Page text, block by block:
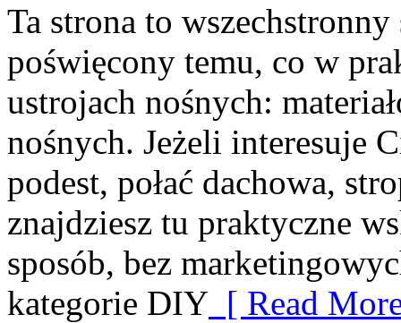
Ta strona to
poświęcony temu, co w
ustrojach nośnych:
nośnych. Jeżeli interesuje
podest, połać dachowa,
znajdziesz tu praktyczne
sposób, bez
kategorie DIY [ Read